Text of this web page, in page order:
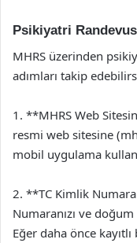
Psikiyatri
MHRS üzerinden
adımları takip
1. **MHRS Web
resmi web sitesine
mobil uygulama
2. **TC Kimlik
Numaranızı ve
Eğer daha önce kayıtlı